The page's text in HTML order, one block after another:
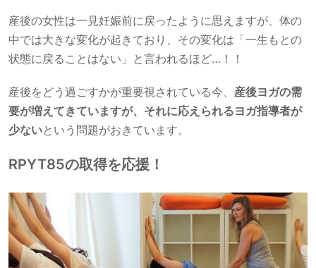
産後の女性は一見妊娠前に戻ったように思えますが、体の
中では大きな変化が起きており、その変化は「一生もとの
状態に戻ることはない」と言われるほど…！！
産後をどう過ごすかが重要視されている今、 産後ヨガの需
要が増えてきていますが、それに応えられるヨガ指導者が
少ないという問題がおきています。
RPYT85の取得を応援！